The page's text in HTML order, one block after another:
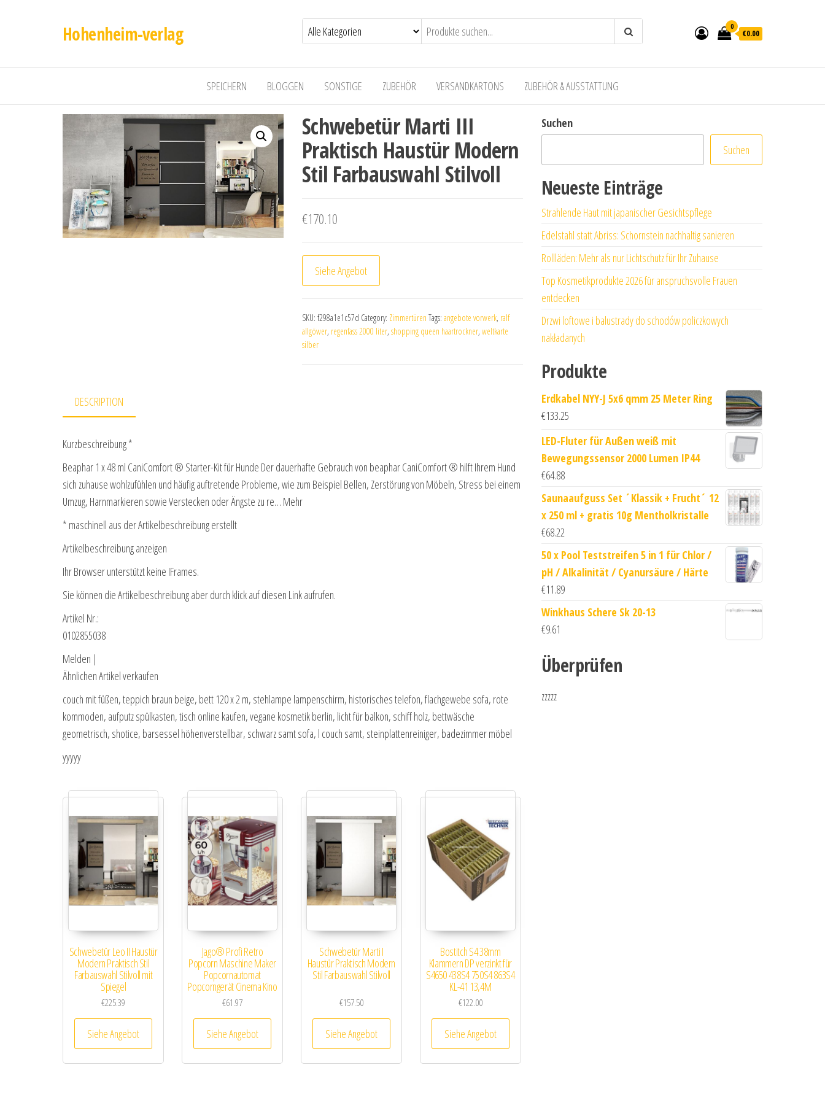
Hohenheim-verlag 0
€0.00
SPEICHERN BLOGGEN SONSTIGE ZUBEHÖR VERSANDKARTONS ZUBEHÖR & AUSSTATTUNG
Schwebetür Marti III
Praktisch Haustür Modern
Stil Farbauswahl Stilvoll
€170.10
Siehe Angebot
SKU: f298a1e1c57d Category: Zimmertüren Tags: angebote vorwerk, ralf
allgöwer, regenfass 2000 liter, shopping queen haartrockner, weltkarte
silber
DESCRIPTION
Kurzbeschreibung *
Beaphar 1 x 48 ml CaniComfort ® Starter-Kit für Hunde Der dauerhafte Gebrauch von beaphar CaniComfort ® hilft Ihrem Hund
sich zuhause wohlzufühlen und häufig auftretende Probleme, wie zum Beispiel Bellen, Zerstörung von Möbeln, Stress bei einem
Umzug, Harnmarkieren sowie Verstecken oder Ängste zu re… Mehr
* maschinell aus der Artikelbeschreibung erstellt
Artikelbeschreibung anzeigen
Ihr Browser unterstützt keine IFrames.
Sie können die Artikelbeschreibung aber durch klick auf diesen Link aufrufen.
Artikel Nr.:
0102855038
Melden |
Ähnlichen Artikel verkaufen
couch mit füßen, teppich braun beige, bett 120 x 2 m, stehlampe lampenschirm, historisches telefon, flachgewebe sofa, rote
kommoden, aufputz spülkasten, tisch online kaufen, vegane kosmetik berlin, licht für balkon, schiff holz, bettwäsche
geometrisch, shotice, barsessel höhenverstellbar, schwarz samt sofa, l couch samt, steinplattenreiniger, badezimmer möbel
yyyyy
Schwebetür Leo II Haustür
Modern Praktisch Stil
Farbauswahl Stilvoll mit
Spiegel
€225.39
Siehe Angebot
Jago® Profi Retro
Popcorn Maschine Maker
Popcornautomat
Popcorngerät Cinema Kino
€61.97
Siehe Angebot
Schwebetür Marti I
Haustür Praktisch Modern
Stil Farbauswahl Stilvoll
€157.50
Siehe Angebot
Bostitch S4 38mm
Klammern DP verzinkt für
S4650 438S4 750S4 863S4
KL-41 13,4M
€122.00
Siehe Angebot
Suchen
Suchen
Neueste Einträge
Strahlende Haut mit japanischer Gesichtspflege
Edelstahl statt Abriss: Schornstein nachhaltig sanieren
Rollläden: Mehr als nur Lichtschutz für Ihr Zuhause
Top Kosmetikprodukte 2026 für anspruchsvolle Frauen
entdecken
Drzwi loftowe i balustrady do schodów policzkowych
nakładanych
Produkte
Erdkabel NYY-J 5x6 qmm 25 Meter Ring
€133.25
LED-Fluter für Außen weiß mit
Bewegungssensor 2000 Lumen IP44
€64.88
Saunaaufguss Set ´Klassik + Frucht´ 12
x 250 ml + gratis 10g Mentholkristalle
€68.22
50 x Pool Teststreifen 5 in 1 für Chlor /
pH / Alkalinität / Cyanursäure / Härte
€11.89
Winkhaus Schere Sk 20-13
€9.61
Überprüfen
zzzzz